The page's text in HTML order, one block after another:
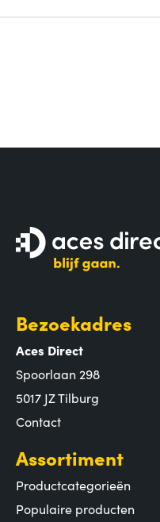
Bezoekadres
Aces Direct
Spoorlaan 298
5017 JZ Tilburg
Contact
Assortiment
Productcategorieën
Populaire producten